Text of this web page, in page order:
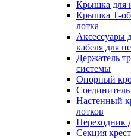
Крышка для
Крышка Т-
лотка
Аксессуары
кабеля для
Держатель
системы
Опорный
Настенный
лотков
Переходник
Секция